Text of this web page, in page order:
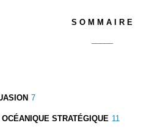
S O M M A I R E
7
STRATÉGIQUE 11